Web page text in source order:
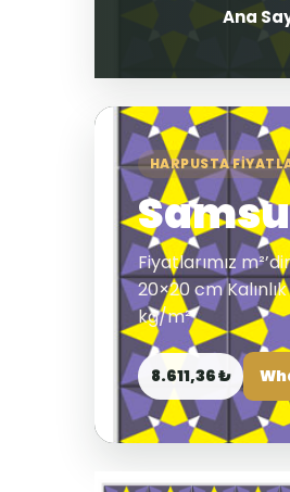
Ana
HARPUSTA
Fiyatlarımız
20×20 cm
kg/m²
8.611,36 ₺